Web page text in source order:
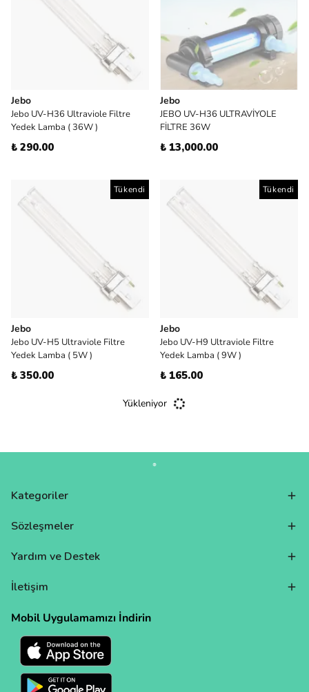
Jebo
Jebo UV-H36 Ultraviole Filtre
Yedek Lamba ( 36W )
₺ 290.00
Jebo
JEBO UV-H36 ULTRAVİYOLE
FİLTRE 36W
₺ 13,000.00
Tükendi
Jebo
Jebo UV-H5 Ultraviole Filtre
Yedek Lamba ( 5W )
₺ 350.00
Tükendi
Jebo
Jebo UV-H9 Ultraviole Filtre
Yedek Lamba ( 9W )
₺ 165.00
Yükleniyor
Kategoriler
Sözleşmeler
Yardım ve Destek
İletişim
Mobil Uygulamamızı İndirin